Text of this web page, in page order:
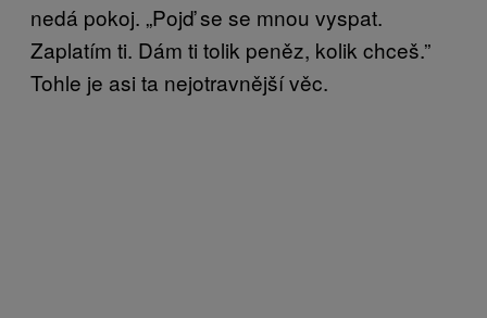
nedá pokoj. „Pojď se se mnou vyspat.
Zaplatím ti. Dám ti tolik peněz, kolik chceš.”
Tohle je asi ta nejotravnější věc.